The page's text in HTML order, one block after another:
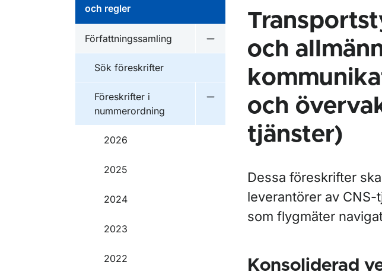
och regler
Författningssamling
Undermeny för Författningssamling
Sök föreskrifter
Föreskrifter i
nummerordning
Undermeny för Föreskrifter i
2026
2025
2024
2023
2022
och
och
tjänster)
Dessa föreskrifter
leverantörer av
som flygmäter
Konsoliderad